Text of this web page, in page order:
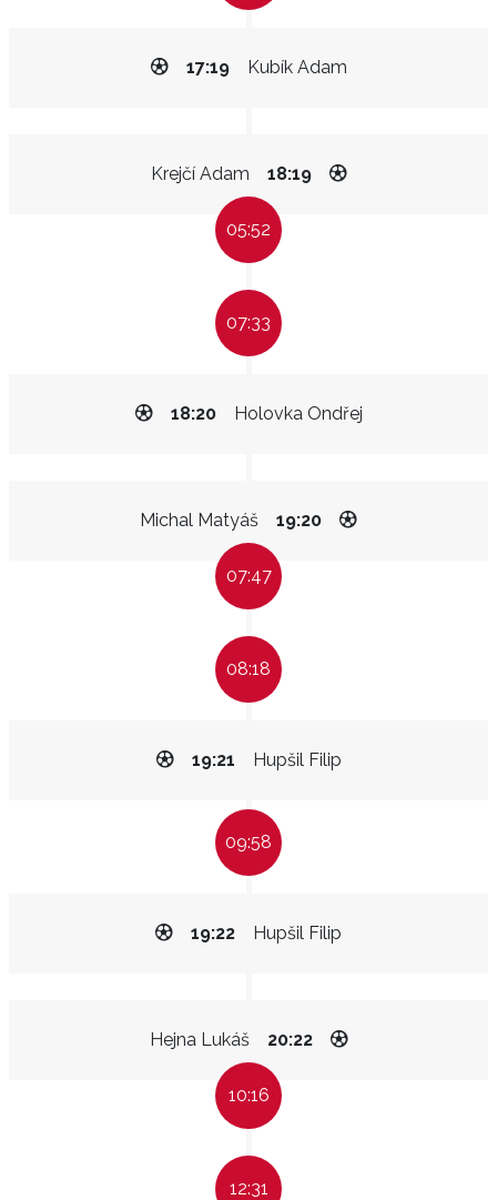
Kubík Adam
17:19
Krejčí Adam 18:19
05:52
07:33
Holovka Ondřej
18:20
Michal Matyáš 19:20
07:47
08:18
Hupšil Filip
19:21
09:58
Hupšil Filip
19:22
Hejna Lukáš 20:22
10:16
12:31